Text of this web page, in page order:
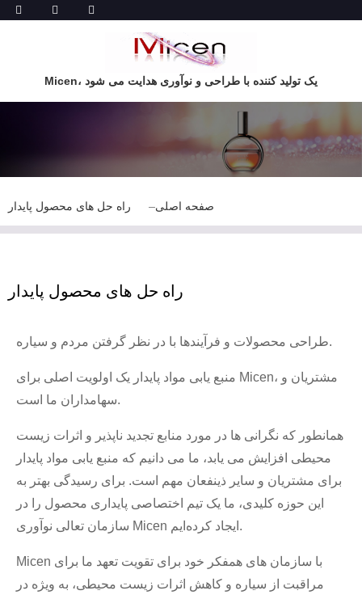
Micen، یک تولید کننده با طراحی و نوآوری هدایت می شود
صفحه اصلی راه حل های محصول پایدار
راه حل های محصول پایدار
طراحی محصولات و فرآیندها با در نظر گرفتن مردم و سیاره.
منبع یابی مواد پایدار یک اولویت اصلی برای Micen، مشتریان و
سهامداران ما است.
همانطور که نگرانی ها در مورد منابع تجدید ناپذیر و اثرات زیست
محیطی افزایش می یابد، ما می دانیم که منبع یابی مواد پایدار
برای مشتریان و سایر ذینفعان مهم است. برای رسیدگی بهتر به
این حوزه کلیدی، ما یک تیم اختصاصی پایداری محصول را در
سازمان تعالی نوآوری Micen ایجاد کرده‌ایم.
Micen با سازمان های همفکر خود برای تقویت تعهد ما برای
مراقبت از سیاره و کاهش اثرات زیست محیطی، به ویژه در